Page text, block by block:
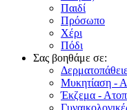
Παιδί
Πρόσωπο
Χέρι
Πόδι
Σας βοηθάμε σε:
Μυκητίαση -
Έκζεμα -